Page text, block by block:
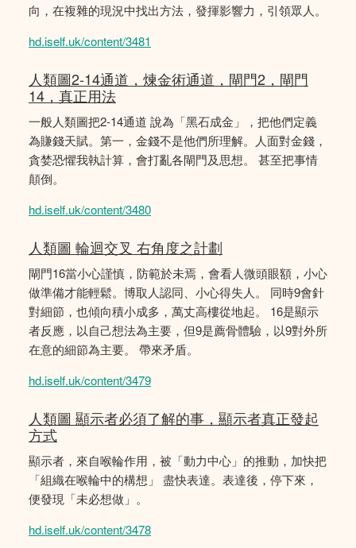
向，在複雜的現況中找出方法，發揮影響力，引領眾人。
hd.iself.uk/content/3481
人類圖2-14通道，煉金術通道，閘門2，閘門
14，真正用法
一般人類圖把2-14通道 說為「黑石成金」，把他們定義
為賺錢天賦。第一，金錢不是他們所理解。人面對金錢，
貪婪恐懼我執計算，會打亂各閘門及思想。 甚至把事情
顛倒。
hd.iself.uk/content/3480
人類圖 輪迴交叉 右角度之計劃
閘門16當小心謹慎，防範於未焉，會看人微頭眼額，小心
做準備才能輕鬆。博取人認同、小心得失人。 同時9會針
對細節，也傾向積小成多，萬丈高樓從地起。 16是顯示
者反應，以自己想法為主要，但9是薦骨體驗，以9對外所
在意的細節為主要。 帶來矛盾。
hd.iself.uk/content/3479
人類圖 顯示者必須了解的事，顯示者真正發起
方式
顯示者，來自喉輪作用，被「動力中心」的推動，加快把
「組織在喉輪中的構想」 盡快表達。表達後，停下來，
便發現「未必想做」。
hd.iself.uk/content/3478